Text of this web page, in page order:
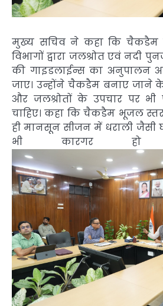
मुख्य सचिव ने कहा कि चैकडैम
विभागों द्वारा जलश्रोत एवं नदी
की गाइडलाईन्स का अनुपालन
जाए। उन्होंने चैकडैम बनाए जाने
और जलश्रोतों के उपचार पर
चाहिए। कहा कि चैकडैम भूजल
ही मानसून सीजन में धराली
भी कारगर